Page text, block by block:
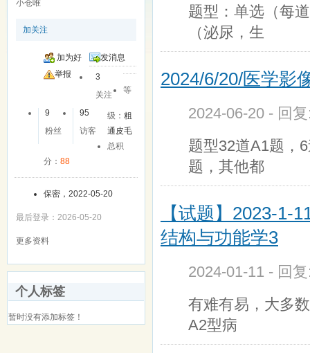
小仓唯
加关注
加为好
友
发消息
举报
3
关注
9
粉丝
95
访客
等
级：粗
通皮毛
总积
分： 88
保密，2022-05-20
最后登录：2026-05-20
更多资料
个人标签
暂时没有添加标签！
题型：单选（每
（泌尿，生
2024/6/20/医学影
2024-06-20 - 回
题型32道A1题，
题，其他都
【试题】2023-1-
结构与功能学3
2024-01-11 - 回
有难有易，大多
A2型病